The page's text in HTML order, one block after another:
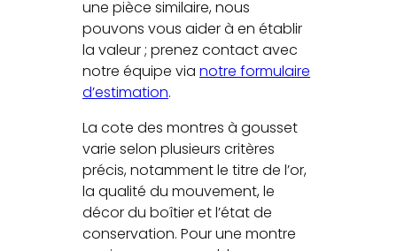
une pièce similaire, nous
pouvons vous aider à en établir
la valeur ; prenez contact avec
notre équipe vianotre formulaire
d’estimation.
La cote des montres à gousset
varie selon plusieurs critères
précis, notamment le titre de l’or,
la qualité du mouvement, le
décor du boîtier et l’état de
conservation. Pour une montre